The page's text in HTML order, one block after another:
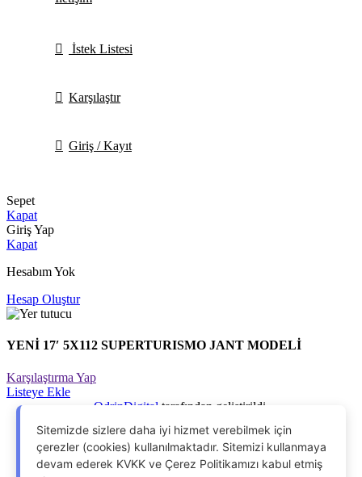
İstek Listesi
Karşılaştır
Giriş / Kayıt
Sepet
Kapat
Giriş Yap
Kapat
Hesabım Yok
Hesap Oluştur
YENİ 17′ 5X112 SUPERTURISMO JANT MODELİ
Karşılaştırma Yap
Listeye Ekle
OdrinDigital tarafından geliştirildi.
Menu
İstek Listesi
Sitemizde sizlere daha iyi hizmet verebilmek için
çerezler (cookies) kullanılmaktadır. Sitemizi kullanmaya
devam ederek KVKK ve Çerez Politikamızı kabul etmiş